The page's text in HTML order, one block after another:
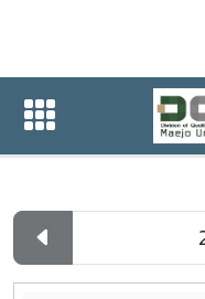
ปฏิทินกิจกร
ปฏิทินกิจกรรมของ